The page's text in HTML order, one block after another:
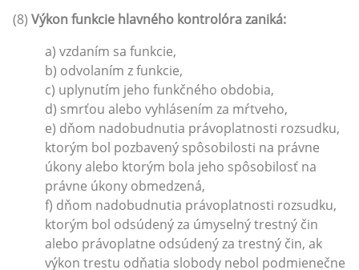
(8) Výkon funkcie hlavného kontrolóra zaniká:
a) vzdaním sa funkcie,
b) odvolaním z funkcie,
c) uplynutím jeho funkčného obdobia,
d) smrťou alebo vyhlásením za mŕtveho,
e) dňom nadobudnutia právoplatnosti rozsudku,
ktorým bol pozbavený spôsobilosti na právne
úkony alebo ktorým bola jeho spôsobilosť na
právne úkony obmedzená,
f) dňom nadobudnutia právoplatnosti rozsudku,
ktorým bol odsúdený za úmyselný trestný čin
alebo právoplatne odsúdený za trestný čin, ak
výkon trestu odňatia slobody nebol podmienečne